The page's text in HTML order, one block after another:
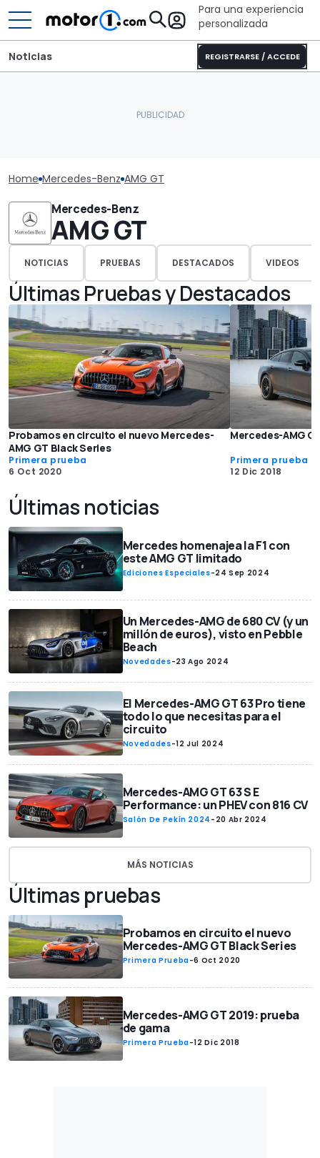
Para una experiencia
personalizada
REGISTRARSE / ACCEDE
Noticias
Home Mercedes-Benz AMG GT
Mercedes-Benz
AMG GT
NOTICIAS PRUEBAS DESTACADOS VIDEOS
Últimas Pruebas y Destacados
Probamos en circuito el nuevo Mercedes-
AMG GT Black Series
Primera prueba
6 Oct 2020
Mercedes-AMG
Primera prueba
12 Dic 2018
Últimas noticias
Mercedes homenajea la F1 con
este AMG GT limitado
Ediciones Especiales-24 Sep 2024
Un Mercedes-AMG de 680 CV (y un
millón de euros), visto en Pebble
Beach
Novedades-23 Ago 2024
El Mercedes-AMG GT 63 Pro tiene
todo lo que necesitas para el
circuito
Novedades-12 Jul 2024
Mercedes-AMG GT 63 S E
Performance: un PHEV con 816 CV
Salón De Pekín 2024 - 20 Abr 2024
MÁS NOTICIAS
Últimas pruebas
Probamos en circuito el nuevo
Mercedes-AMG GT Black Series
Primera Prueba-6 Oct 2020
Mercedes-AMG GT 2019: prueba
de gama
Primera Prueba-12 Dic 2018